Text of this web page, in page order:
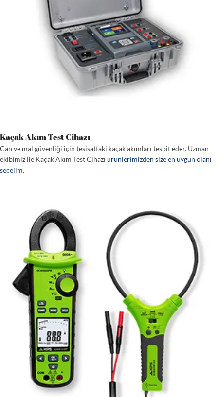
Kaçak Akım Test Cihazı
Can ve mal güvenliği için tesisattaki kaçak akımları tespit eder. Uzman
ekibimiz ile Kaçak Akım Test Cihazı ürünlerimizden size en uygun olanı
seçelim.